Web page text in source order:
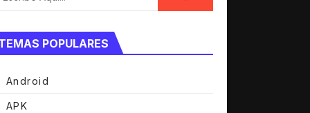
RENDIMIENTO
de cualquier juego
POPULARES
Android
APK